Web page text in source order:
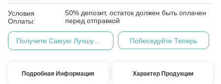
Условия
Оплаты:
50% депозит, остаток должен быть оплачен
перед отправкой
Побеседуйте Теперь
Подробная Информация Характер Продукции